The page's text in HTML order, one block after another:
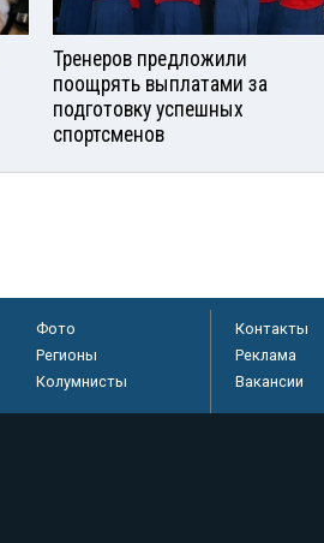
Тренеров предложили
поощрять выплатами за
подготовку успешных
спортсменов
Фото
Регионы
Колумнисты
Контакты
Реклама
Вакансии